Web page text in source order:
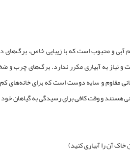
آبیو محبوب است که با زیبایی خاص، برگ‌های
و نیاز به آبیاری مکرر ندارد. برگ‌های چرب
مقاوم و سایه دوستاست که برای خانه‌های
هستند و وقت کافی برای رسیدگی به گیاهان
آن را آبیاری کنید)